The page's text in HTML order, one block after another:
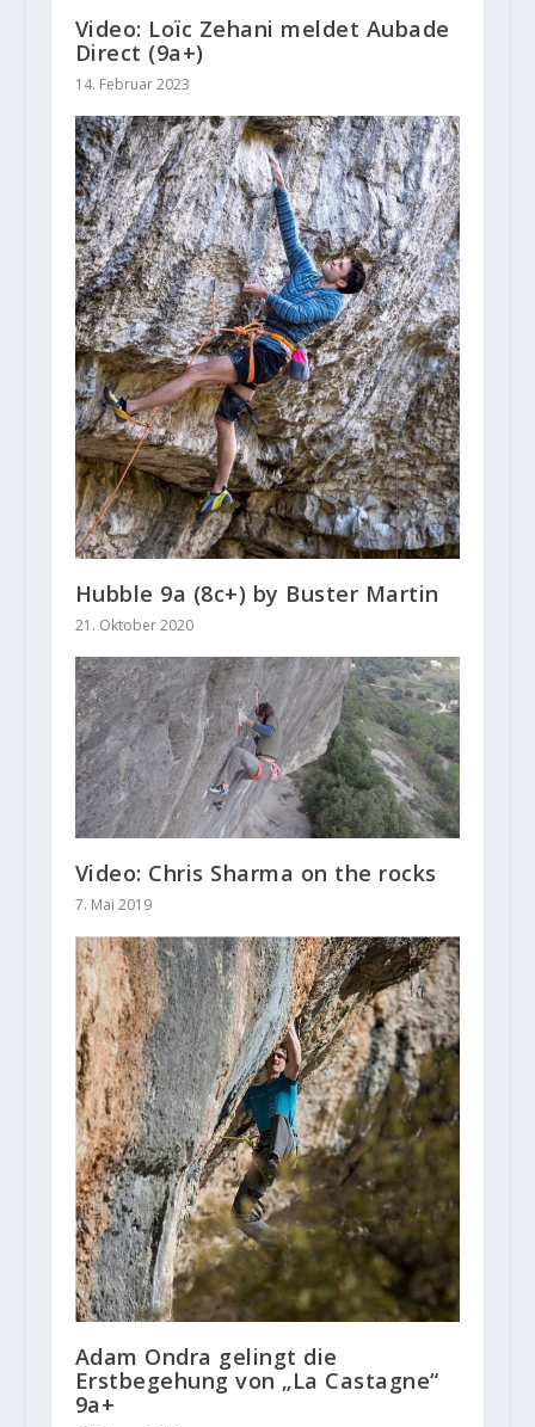
Video: Loïc Zehani meldet Aubade
Direct (9a+)
14. Februar 2023
Hubble 9a (8c+) by Buster Martin
21. Oktober 2020
Video: Chris Sharma on the rocks
7. Mai 2019
Adam Ondra gelingt die
Erstbegehung von „La Castagne“
9a+